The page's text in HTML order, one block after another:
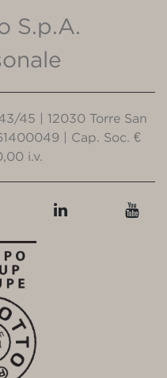
S.p.A.
45 | 12030 Torre San
| Cap. Soc. €
i.v.